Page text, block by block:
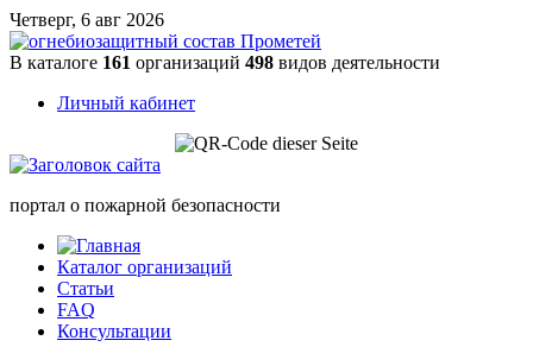
Четверг, 6 авг 2026
В каталоге 161 организаций 498 видов деятельности
Личный кабинет
портал о пожарной безопасности
Каталог организаций
Статьи
FAQ
Консультации